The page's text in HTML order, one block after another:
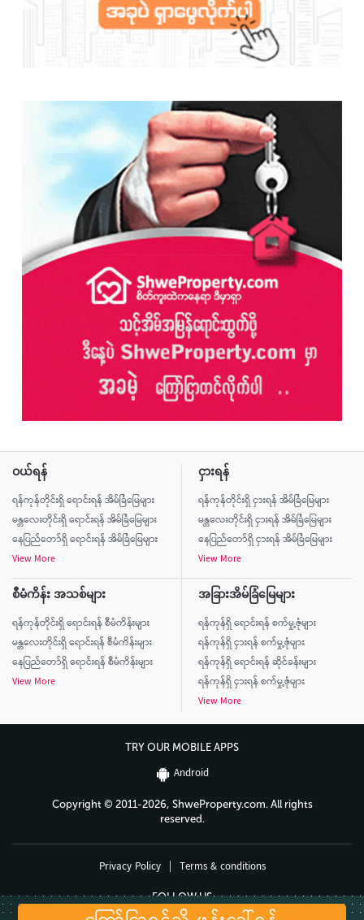
ဝယ်ရန်
ရန်ကုန်တိုင်းရှိ ရောင်းရန် အိမ်ခြံမြေများ
မန္တလေးတိုင်းရှိ ရောင်းရန် အိမ်ခြံမြေများ
နေပြည်တော်ရှိ ရောင်းရန် အိမ်ခြံမြေများ
View More
ငှားရန်
ရန်ကုန်တိုင်းရှိ ငှားရန် အိမ်ခြံမြေများ
မန္တလေးတိုင်းရှိ ငှားရန် အိမ်ခြံမြေများ
နေပြည်တော်ရှိ ငှားရန် အိမ်ခြံမြေများ
View More
စီမံကိန်း အသစ်များ
ရန်ကုန်တိုင်းရှိ ရောင်းရန် စီမံကိန်းများ
မန္တလေးတိုင်းရှိ ရောင်းရန် စီမံကိန်းများ
နေပြည်တော်ရှိ ရောင်းရန် စီမံကိန်းများ
View More
အခြားအိမ်ခြံမြေများ
ရန်ကုန်ရှိ ရောင်းရန် စက်မှု့ဇုံများ
ရန်ကုန်ရှိ ငှားရန် စက်မှု့ဇုံများ
ရန်ကုန်ရှိ ရောင်းရန် ဆိုင်ခန်းများ
ရန်ကုန်ရှိ ငှားရန် စက်မှု့ဇုံများ
View More
TRY OUR MOBILE APPS
Android
Copyright © 2011-2026, ShweProperty.com. All rights
reserved.
Privacy Policy | Terms & conditions
FOLLOW US